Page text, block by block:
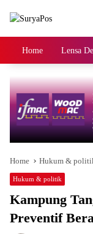
Home Lensa
Home Hukum &
Hukum & politik
Kampung
Preventif